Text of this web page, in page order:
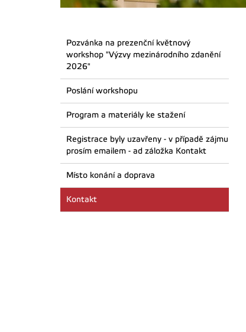
Pozvánka na prezenční květnový
workshop "Výzvy mezinárodního zdanění
2026"
Poslání workshopu
Program a materiály ke stažení
Registrace byly uzavřeny - v případě zájmu
prosím emailem - ad záložka Kontakt
Místo konání a doprava
Kontakt